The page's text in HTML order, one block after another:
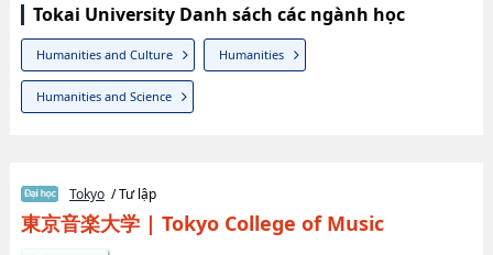
Tokai University Danh sách các ngành học
Humanities and Culture Humanities
Humanities and Science
Tokyo / Tư lập
東京音楽大学| Tokyo College of Music